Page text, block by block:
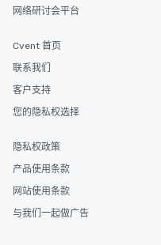
网络研讨会平台
Cvent 首页
联系我们
客户支持
您的隐私权选择
隐私权政策
产品使用条款
网站使用条款
与我们一起做广告